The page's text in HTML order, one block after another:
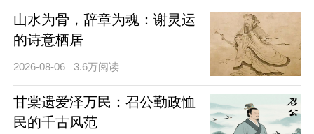
山水为骨，辞章为魂：谢灵运
的诗意栖居
2026-08-06 3.6万阅读
甘棠遗爱泽万民：召公勤政恤
民的千古风范